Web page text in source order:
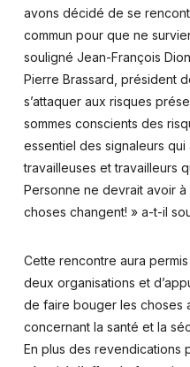
avons décidé de se
commun pour que ne
souligné Jean-François
Pierre Brassard, président
s’attaquer aux risques
sommes conscients des
essentiel des signaleurs
travailleuses et travailleurs
Personne ne devrait avoir
choses changent! » a-t-il
Cette rencontre aura
deux organisations et
de faire bouger les choses
concernant la santé et la
En plus des revendications